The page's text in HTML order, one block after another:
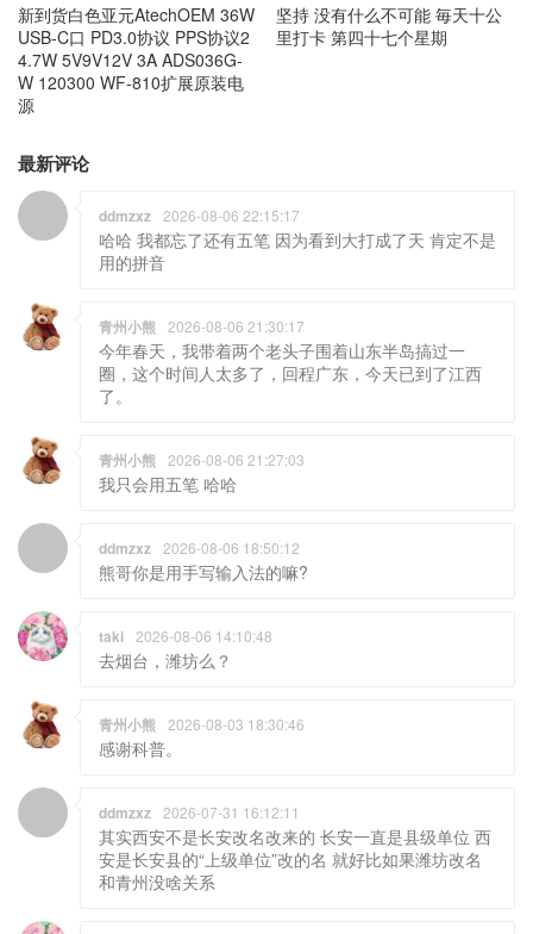
新到货白色亚元AtechOEM 36W
USB-C口 PD3.0协议 PPS协议2
4.7W 5V9V12V 3A ADS036G-
W 120300 WF-810扩展原装电
源
坚持 没有什么不可能 毎天十公
里打卡 第四十七个星期
最新评论
ddmzxz 2026-08-06 22:15:17
哈哈 我都忘了还有五笔 因为看到大打成了天 肯定不是
用的拼音
青州小熊 2026-08-06 21:30:17
今年春天，我带着两个老头子围着山东半岛搞过一
圈，这个时间人太多了，回程广东，今天已到了江西
了。
青州小熊 2026-08-06 21:27:03
我只会用五笔 哈哈
ddmzxz 2026-08-06 18:50:12
熊哥你是用手写输入法的嘛?
taki 2026-08-06 14:10:48
去烟台，潍坊么？
青州小熊 2026-08-03 18:30:46
感谢科普。
ddmzxz 2026-07-31 16:12:11
其实西安不是长安改名改来的 长安一直是县级单位 西
安是长安县的“上级单位”改的名 就好比如果潍坊改名
和青州没啥关系